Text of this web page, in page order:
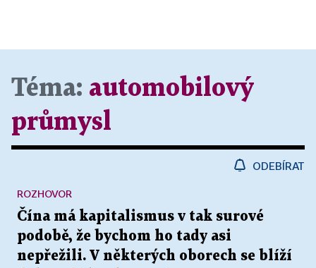
Téma: automobilový
průmysl
ODEBÍRAT
Čína má kapitalismus v tak surové
podobě, že bychom ho tady asi
nepřežili. V některých oborech se blíží
ROZHOVOR